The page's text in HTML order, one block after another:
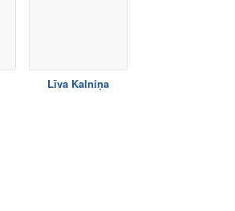
Līva Kalniņa